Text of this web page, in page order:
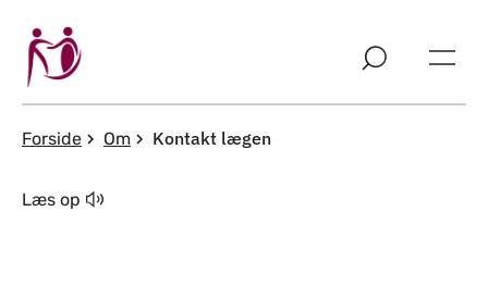
Forside Om Kontakt lægen
Læs op